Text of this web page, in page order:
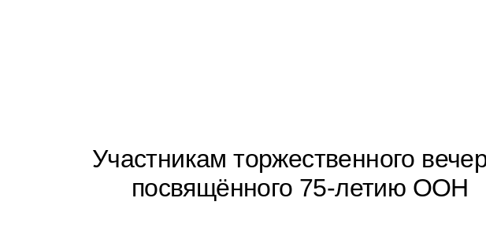
Участникам торжественного
посвящённого 75-летию ООН